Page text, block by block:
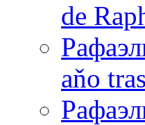
de
aňo